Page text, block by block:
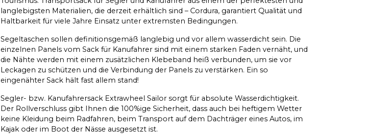
langlebigsten Materialien, die derzeit erhältlich sind – Cordura, garantiert Qualität und
Haltbarkeit für viele Jahre Einsatz unter extremsten Bedingungen.
Segeltaschen sollen definitionsgemäß langlebig und vor allem wasserdicht sein. Die
einzelnen Panels vom Sack für Kanufahrer sind mit einem starken Faden vernäht, und
die Nähte werden mit einem zusätzlichen Klebeband heiß verbunden, um sie vor
Leckagen zu schützen und die Verbindung der Panels zu verstärken. Ein so
eingenähter Sack hält fast allem stand!
Segler- bzw. Kanufahrersack Extrawheel Sailor sorgt für absolute Wasserdichtigkeit.
Der Rollverschluss gibt Ihnen die 100%ige Sicherheit, dass auch bei heftigem Wetter
keine Kleidung beim Radfahren, beim Transport auf dem Dachträger eines Autos, im
Kajak oder im Boot der Nässe ausgesetzt ist.